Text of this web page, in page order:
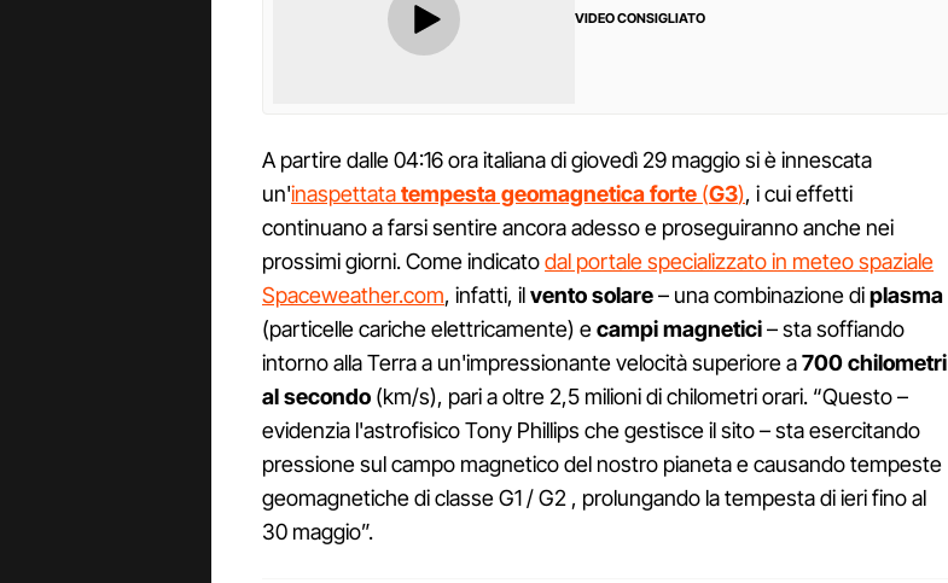
VIDEO CONSIGLIATO
A partire dalle 04:16 ora italiana di giovedì 29 maggio si è innescata
un'inaspettatatempesta geomagnetica forte (G3), i cui effetti
continuano a farsi sentire ancora adesso e proseguiranno anche nei
prossimi giorni. Come indicatodal portale specializzato in meteo spaziale
Spaceweather.com, infatti, ilvento solare– una combinazione diplasma
(particelle cariche elettricamente) ecampi magnetici– sta soffiando
intorno alla Terra a un'impressionante velocità superiore a700 chilometri
al secondo (km/s), pari a oltre 2,5 milioni di chilometri orari. “Questo –
evidenzia l'astrofisico Tony Phillips che gestisce il sito – sta esercitando
pressione sul campo magnetico del nostro pianeta e causando tempeste
geomagnetiche di classe G1 / G2 , prolungando la tempesta di ieri fino al
30 maggio”.